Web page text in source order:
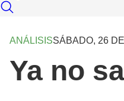
ANÁLISISSÁBADO, 26
Ya no